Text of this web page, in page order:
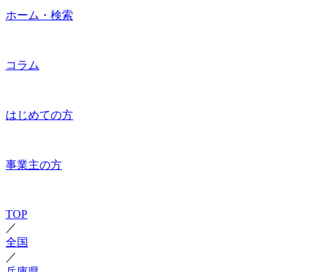
ホーム・検索
コラム
はじめての方
事業主の方
TOP
／
全国
／